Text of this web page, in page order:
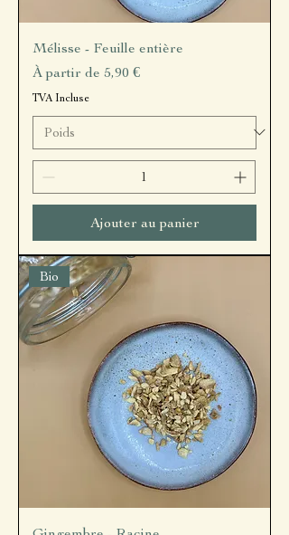
Mélisse - Feuille entière
À partir de 5,90 €
Prix promotionnel
TVA Incluse
Ajouter au panier
Bio